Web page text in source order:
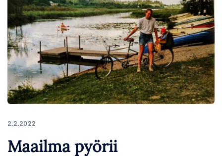
2.2.2022
Maailma pyörii